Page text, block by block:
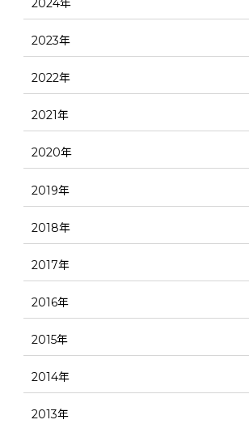
2024年
2023年
2022年
2021年
2020年
2019年
2018年
2017年
2016年
2015年
2014年
2013年